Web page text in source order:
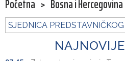
Početna > Bosna i Hercegovina
SJEDNICA